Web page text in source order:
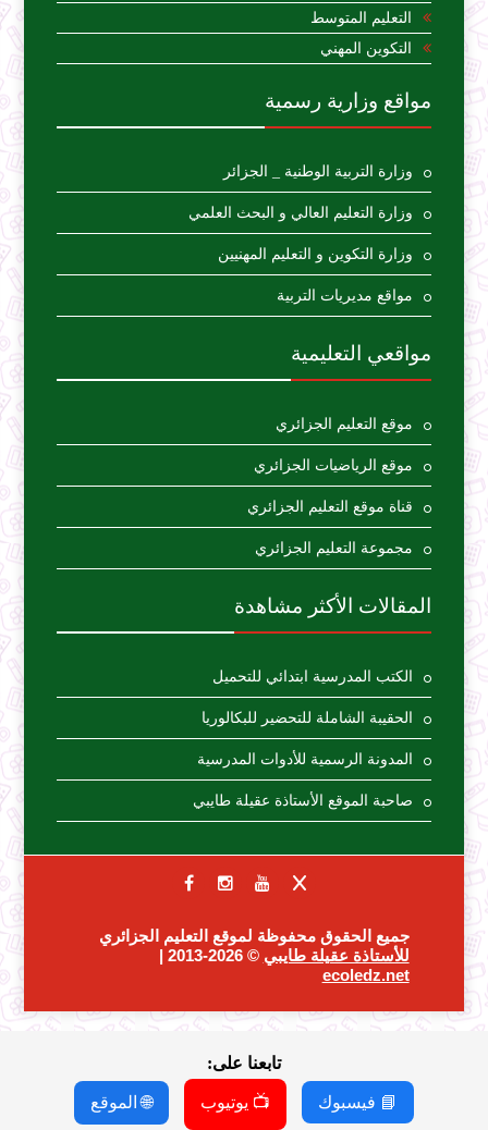
التعليم المتوسط
التكوين المهني
مواقع وزارية رسمية
وزارة التربية الوطنية _ الجزائر
وزارة التعليم العالي و البحث العلمي
وزارة التكوين و التعليم المهنيين
مواقع مديريات التربية
مواقعي التعليمية
موقع التعليم الجزائري
موقع الرياضيات الجزائري
قناة موقع التعليم الجزائري
مجموعة التعليم الجزائري
المقالات الأكثر مشاهدة
الكتب المدرسية ابتدائي للتحميل
الحقيبة الشاملة للتحضير للبكالوريا
المدونة الرسمية للأدوات المدرسية
صاحبة الموقع الأستاذة عقيلة طايبي
جميع الحقوق محفوظة لموقع التعليم الجزائري
للأستاذة عقيلة طايبي © 2026-2013 |
ecoledz.net
تابعنا على:
📘 فيسبوك 📺 يوتيوب 🌐 الموقع